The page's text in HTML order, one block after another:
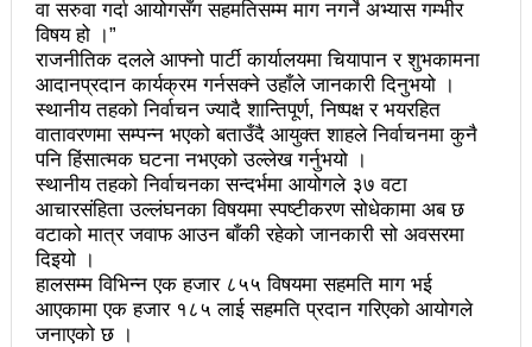
सहनशीलताको ब्रेक
राममाया च्यामिनीसँग दशरथ चन्दको अनुरोध – प्रेमविनोद नन्दन
चलचित्र विकास बोर्डका नवनियुक्त सदस्य गणेश सुवेदीलाई
आइएनएनएफद्वारा सम्मान
एनआरएनए बेलायतको अध्यक्षमा जिलिङका पुडासैनी
महानगर यातायातले थप्यो १२ वटा विद्युतीय बस
गणेश पण्डितको कवितासङ्ग्रह कालापानी लोकार्पण
वा सरुवा गर्दा आयोगसँग सहमतिसम्म माग नगर्ने अभ्यास गम्भीर
विषय हो ।”
राजनीतिक दलले आफ्नो पार्टी कार्यालयमा चियापान र शुभकामना
आदानप्रदान कार्यक्रम गर्नसक्ने उहाँले जानकारी दिनुभयो ।
स्थानीय तहको निर्वाचन ज्यादै शान्तिपूर्ण, निष्पक्ष र भयरहित
वातावरणमा सम्पन्न भएको बताउँदै आयुक्त शाहले निर्वाचनमा कुनै
पनि हिंसात्मक घटना नभएको उल्लेख गर्नुभयो ।
स्थानीय तहको निर्वाचनका सन्दर्भमा आयोगले ३७ वटा
आचारसंहिता उल्लंघनका विषयमा स्पष्टीकरण सोधेकामा अब छ
वटाको मात्र जवाफ आउन बाँकी रहेको जानकारी सो अवसरमा
दिइयो ।
हालसम्म विभिन्न एक हजार ८५५ विषयमा सहमति माग भई
आएकामा एक हजार १८५ लाई सहमति प्रदान गरिएको आयोगले
जनाएको छ ।